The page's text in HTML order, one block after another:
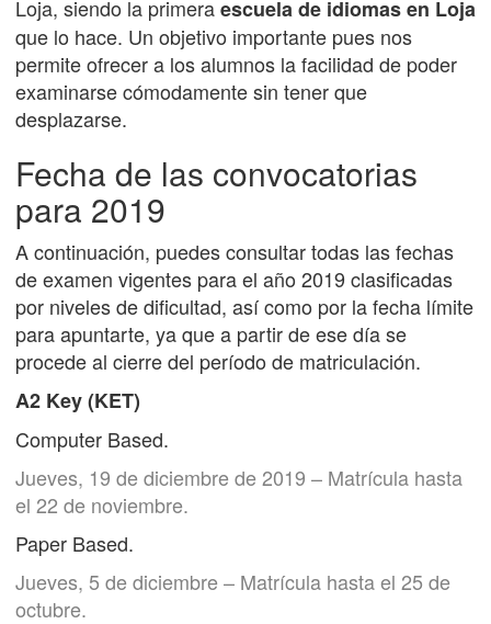
Loja, siendo la primeraescuela de idiomas en Loja
que lo hace. Un objetivo importante pues nos
permite ofrecer a los alumnos la facilidad de poder
examinarse cómodamente sin tener que
desplazarse.
Fecha de las convocatorias
para 2019
A continuación, puedes consultar todas las fechas
de examen vigentes para el año 2019 clasificadas
por niveles de dificultad, así como por la fecha límite
para apuntarte, ya que a partir de ese día se
procede al cierre del período de matriculación.
A2 Key (KET)
Computer Based.
Jueves, 19 de diciembre de 2019 – Matrícula hasta
el 22 de noviembre.
Paper Based.
Jueves, 5 de diciembre – Matrícula hasta el 25 de
octubre.